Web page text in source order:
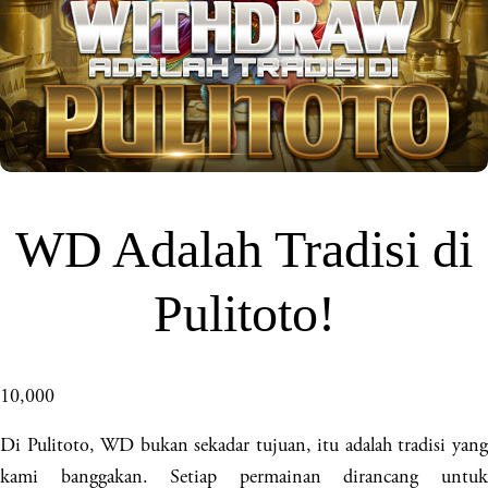
WD Adalah Tradisi di
Pulitoto!
10,000
Di Pulitoto, WD bukan sekadar tujuan, itu adalah tradisi yang
kami banggakan. Setiap permainan dirancang untuk